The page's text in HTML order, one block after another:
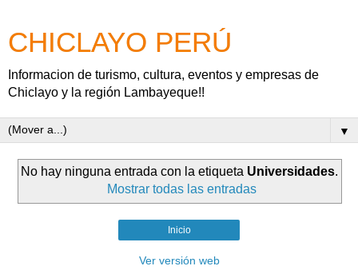
CHICLAYO PERÚ
Informacion de turismo, cultura, eventos y empresas de
Chiclayo y la región Lambayeque!!
▼
No hay ninguna entrada con la etiqueta Universidades.
Mostrar todas las entradas
Inicio
Ver versión web